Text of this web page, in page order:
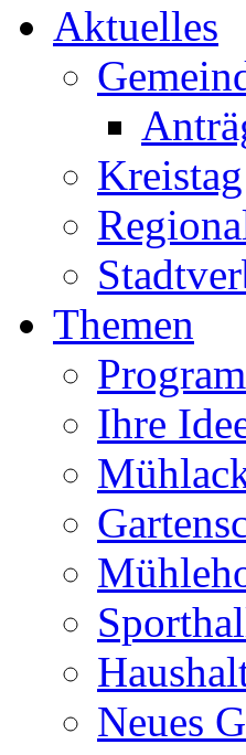
Aktuelles
Kreistag
Themen
Ihre
Neues